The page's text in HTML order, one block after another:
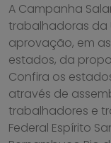
A Campanha
trabalhadoras da
aprovação, em
estados, da
Confira os
através de
trabalhadores e
Federal Espírito